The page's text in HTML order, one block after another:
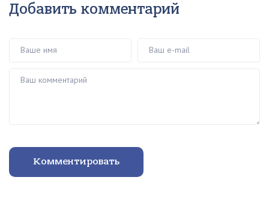
Добавить комментарий
Комментировать